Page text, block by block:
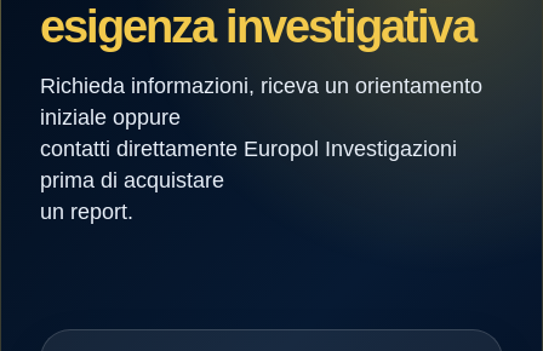
esigenza investigativa
Richieda informazioni, riceva un orientamento
iniziale oppure
contatti direttamente Europol Investigazioni
prima di acquistare
un report.